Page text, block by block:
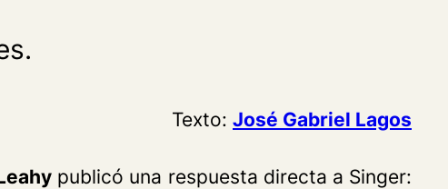
Texto: José Gabriel Lagos
publicó una respuesta directa a Singer: